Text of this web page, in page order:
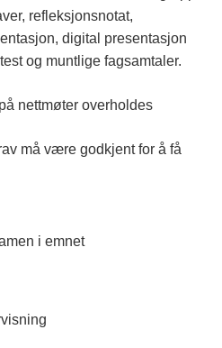
refleksjonsnotat,
digital presentasjon
og muntlige fagsamtaler.
nettmøter overholdes
må være godkjent for å få
i emnet